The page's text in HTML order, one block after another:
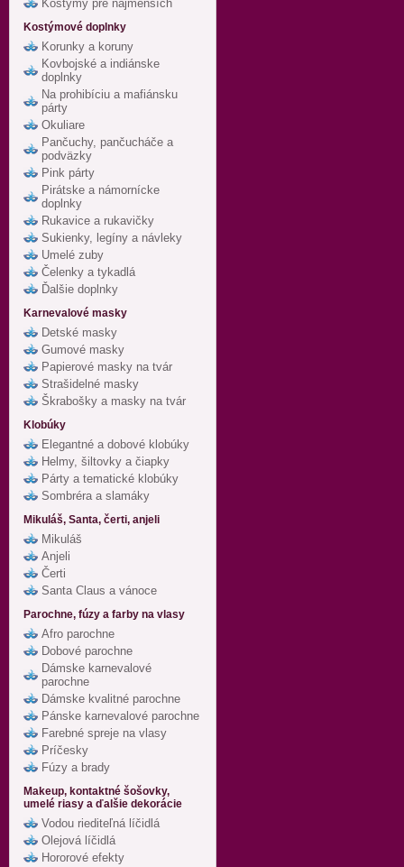
Kostýmy pre najmenších
Kostýmové doplnky
Korunky a koruny
Kovbojské a indiánske
doplnky
Na prohibíciu a mafiánsku
párty
Okuliare
Pančuchy, pančucháče a
podväzky
Pink párty
Pirátske a námornícke
doplnky
Rukavice a rukavičky
Sukienky, legíny a návleky
Umelé zuby
Čelenky a tykadlá
Ďalšie doplnky
Karnevalové masky
Detské masky
Gumové masky
Papierové masky na tvár
Strašidelné masky
Škrabošky a masky na tvár
Klobúky
Elegantné a dobové klobúky
Helmy, šiltovky a čiapky
Párty a tematické klobúky
Sombréra a slamáky
Mikuláš, Santa, čerti, anjeli
Mikuláš
Anjeli
Čerti
Santa Claus a vánoce
Parochne, fúzy a farby na vlasy
Afro parochne
Dobové parochne
Dámske karnevalové
parochne
Dámske kvalitné parochne
Pánske karnevalové parochne
Farebné spreje na vlasy
Príčesky
Fúzy a brady
Makeup, kontaktné šošovky,
umelé riasy a ďalšie dekorácie
Vodou riediteľná líčidlá
Olejová líčidlá
Hororové efekty